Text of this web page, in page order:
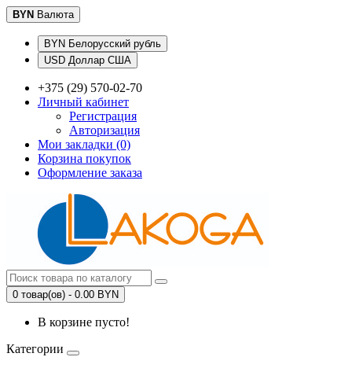
BYN Валюта
BYN Белорусский рубль
USD Доллар США
+375 (29) 570-02-70
Личный кабинет
Регистрация
Авторизация
Мои закладки (0)
Корзина покупок
Оформление заказа
0 товар(ов) - 0.00 BYN
В корзине пусто!
Категории